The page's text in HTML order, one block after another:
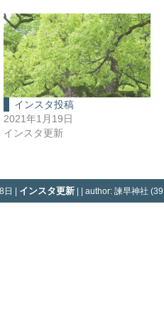
インスタ投稿
2021年1月19日
インスタ更新
| インスタ更新 | | author: 諫早神社